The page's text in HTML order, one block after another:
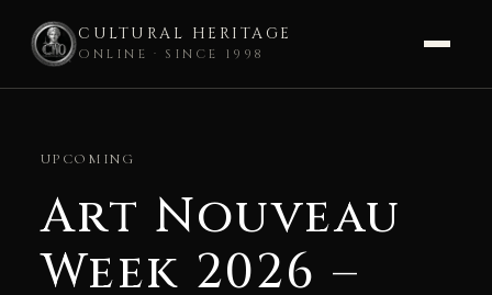
CULTURAL HERITAGE
ONLINE · SINCE 1998
contentUPCOMING
Art Nouveau
Week 2026 –